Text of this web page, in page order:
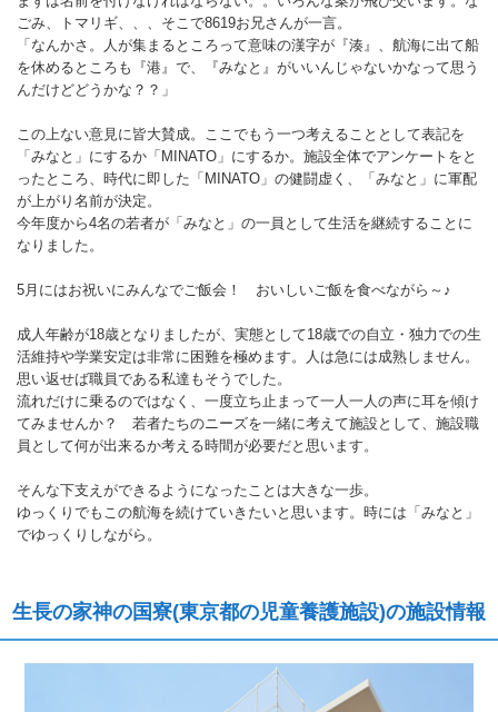
ごみ、トマリギ、、、そこで8619お兄さんが一言。
「なんかさ。人が集まるところって意味の漢字が『湊』、航海に出て船
を休めるところも『港』で、『みなと』がいいんじゃないかなって思う
んだけどどうかな？？」
この上ない意見に皆大賛成。ここでもう一つ考えることとして表記を
「みなと」にするか「MINATO」にするか。施設全体でアンケートをと
ったところ、時代に即した「MINATO」の健闘虚く、「みなと」に軍配
が上がり名前が決定。
今年度から4名の若者が「みなと」の一員として生活を継続することに
なりました。
5月にはお祝いにみんなでご飯会！ おいしいご飯を食べながら～♪
成人年齢が18歳となりましたが、実態として18歳での自立・独力での生
活維持や学業安定は非常に困難を極めます。人は急には成熟しません。
思い返せば職員である私達もそうでした。
流れだけに乗るのではなく、一度立ち止まって一人一人の声に耳を傾け
てみませんか？ 若者たちのニーズを一緒に考えて施設として、施設職
員として何が出来るか考える時間が必要だと思います。
そんな下支えができるようになったことは大きな一歩。
ゆっくりでもこの航海を続けていきたいと思います。時には「みなと」
でゆっくりしながら。
生長の家神の国寮(東京都の児童養護施設)の施設情報